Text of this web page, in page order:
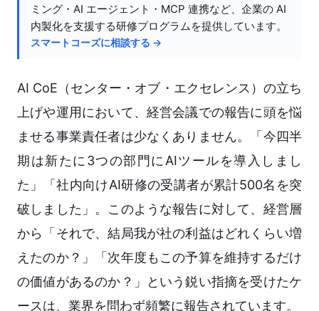
ミング・AI エージェント・MCP 連携など、企業の AI
内製化を支援する研修プログラムを提供しています。
スマートコーズに相談する →
AI CoE（センター・オブ・エクセレンス）の立ち
上げや運用において、経営会議での報告に頭を悩
ませる事業責任者は少なくありません。「今四半
期は新たに3つの部門にAIツールを導入しまし
た」「社内向けAI研修の受講者が累計500名を突
破しました」。このような報告に対して、経営層
から「それで、結局我が社の利益はどれくらい増
えたのか？」「次年度もこの予算を維持するだけ
の価値があるのか？」という鋭い指摘を受けたケ
ースは、業界を問わず頻繁に報告されています。